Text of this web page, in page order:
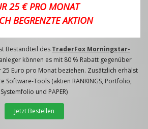
25 € PRO MONAT
BEGRENZTE AKTION
Bestandteil des TraderFox Morningstar-
können es mit 80 % Rabatt gegenüber
25 Euro pro Monat beziehen. Zusätzlich erhälst
Software-Tools (aktien RANKINGS, Portfolio,
Systemfolio und PAPER)
Jetzt Bestellen